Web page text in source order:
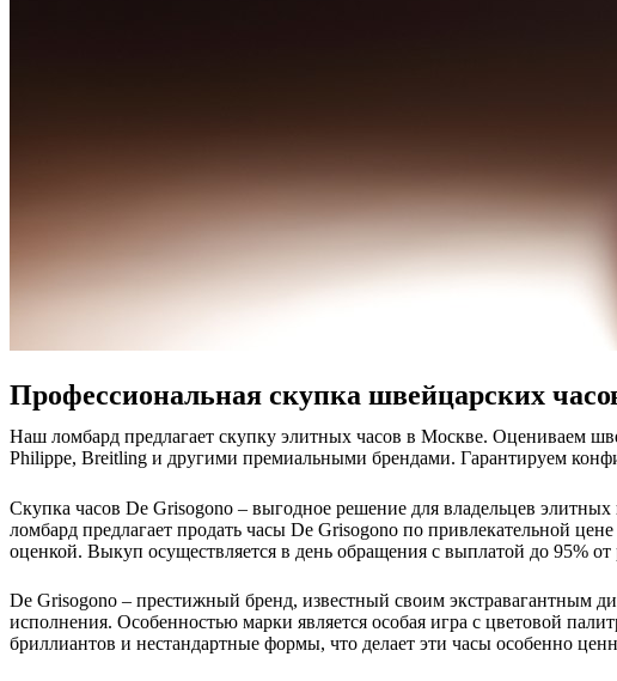
Профессиональная скупка швейцарских
Наш ломбард предлагает скупку элитных часов в Москве. Оцениваем
Philippe, Breitling и другими премиальными брендами. Гарантируем
Скупка часов De Grisogono – выгодное решение для владельцев
ломбард предлагает продать часы De Grisogono по привлекательной
оценкой. Выкуп осуществляется в день обращения с выплатой до 95%
De Grisogono – престижный бренд, известный своим экстравагантным
исполнения. Особенностью марки является особая игра с цветовой
бриллиантов и нестандартные формы, что делает эти часы особенно